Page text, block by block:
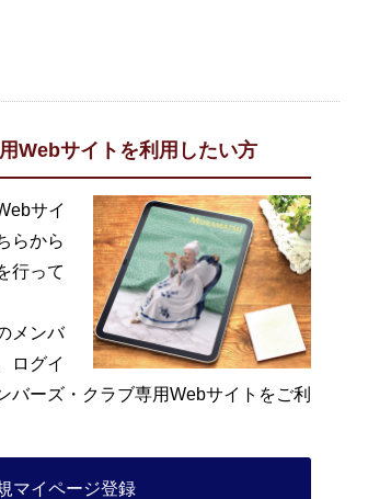
Webサイトを利用したい方
サイ
らから
行って
メンバ
ログイ
バーズ・クラブ専用Webサイトをご利
マイページ登録